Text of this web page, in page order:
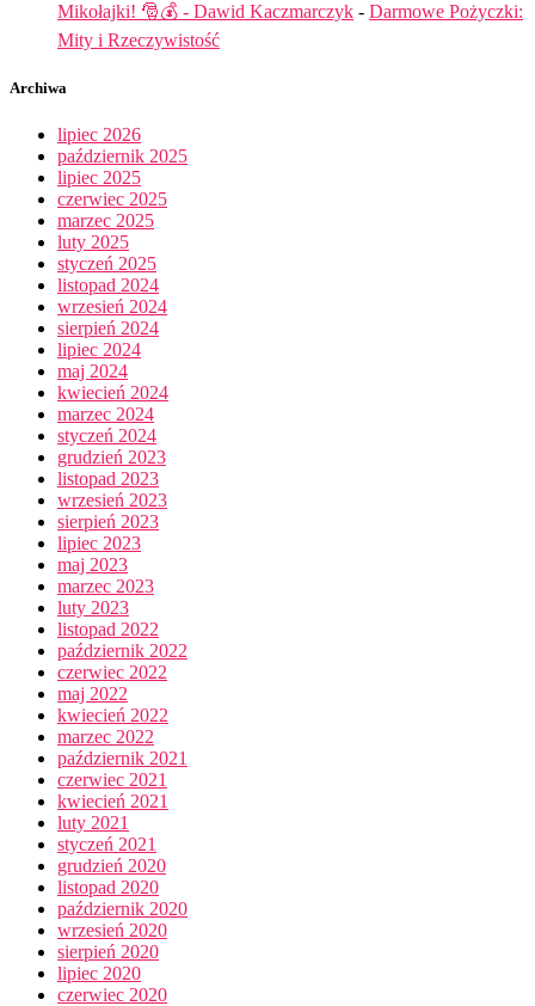
Mikołajki! 🎅💰 - Dawid Kaczmarczyk - Darmowe Pożyczki:
Mity i Rzeczywistość
Archiwa
lipiec 2026
październik 2025
lipiec 2025
czerwiec 2025
marzec 2025
luty 2025
styczeń 2025
listopad 2024
wrzesień 2024
sierpień 2024
lipiec 2024
maj 2024
kwiecień 2024
marzec 2024
styczeń 2024
grudzień 2023
listopad 2023
wrzesień 2023
sierpień 2023
lipiec 2023
maj 2023
marzec 2023
luty 2023
listopad 2022
październik 2022
czerwiec 2022
maj 2022
kwiecień 2022
marzec 2022
październik 2021
czerwiec 2021
kwiecień 2021
luty 2021
styczeń 2021
grudzień 2020
listopad 2020
październik 2020
wrzesień 2020
sierpień 2020
lipiec 2020
czerwiec 2020